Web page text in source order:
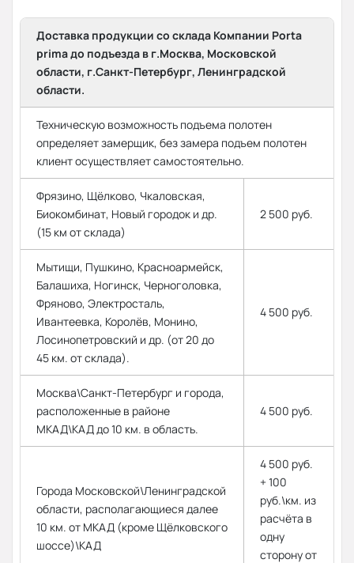
Доставка продукции со склада Компании Porta
prima до подъезда в г.Москва, Московской
области, г.Санкт-Петербург, Ленинградской
области.
Техническую возможность подъема полотен
определяет замерщик, без замера подъем полотен
клиент осуществляет самостоятельно.
Фрязино, Щёлково, Чкаловская,
Биокомбинат, Новый городок и др.
(15 км от склада)
2 500 руб.
Мытищи, Пушкино, Красноармейск,
Балашиха, Ногинск, Черноголовка,
Фряново, Электросталь,
Ивантеевка, Королёв, Монино,
Лосинопетровский и др. (от 20 до
45 км. от склада).
4 500 руб.
Москва\Санкт-Петербург и города,
расположенные в районе
МКАД\КАД до 10 км. в область.
4 500 руб.
Города Московской\Ленинградской
области, располагающиеся далее
10 км. от МКАД (кроме Щёлковского
шоссе)\КАД
4 500 руб.
+ 100
руб.\км. из
расчёта в
одну
сторону от